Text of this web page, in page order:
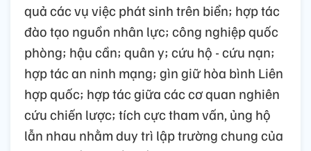
quả các vụ việc phát sinh trên biển; hợp tác
đào tạo nguồn nhân lực; công nghiệp quốc
phòng; hậu cần; quân y; cứu hộ - cứu nạn;
hợp tác an ninh mạng; gìn giữ hòa bình Liên
hợp quốc; hợp tác giữa các cơ quan nghiên
cứu chiến lược; tích cực tham vấn, ủng hộ
lẫn nhau nhằm duy trì lập trường chung của